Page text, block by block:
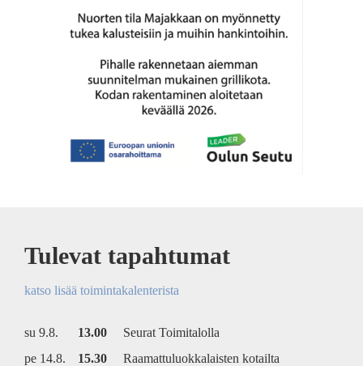
Tulevat tapahtumat
katso lisää toimintakalenterista
su 9.8. 13.00
Seurat Toimitalolla
pe 14.8.
15.30
Raamattuluokkalaisten kotailta